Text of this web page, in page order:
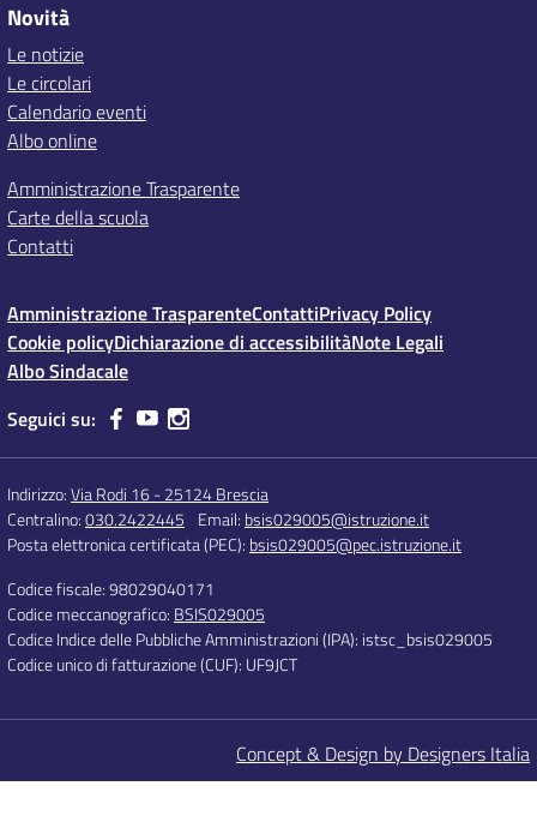
Novità
Le notizie
Le circolari
Calendario eventi
Albo online
Amministrazione Trasparente
Carte della scuola
Contatti
Amministrazione TrasparenteContattiPrivacy Policy
Cookie policyDichiarazione di accessibilitàNote Legali
Albo Sindacale
Seguici su:
Indirizzo:Via Rodi 16 - 25124 Brescia
Centralino:030.2422445 Email: bsis029005@istruzione.it
Posta elettronica certificata (PEC): bsis029005@pec.istruzione.it
Codice fiscale: 98029040171
Codice meccanografico: BSIS029005
Codice Indice delle Pubbliche Amministrazioni (IPA): istsc_bsis029005
Codice unico di fatturazione (CUF): UF9JCT
Concept & Design by Designers Italia